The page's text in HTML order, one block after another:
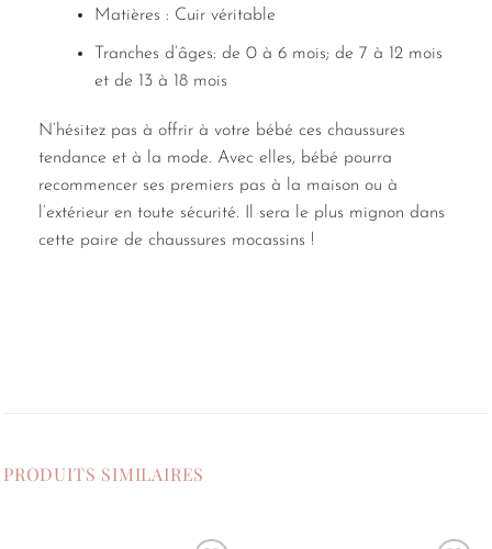
Matières : Cuir véritable
Tranches d’âges: de 0 à 6 mois; de 7 à 12 mois
et de 13 à 18 mois
N’hésitez pas à offrir à votre bébé ces chaussures
tendance et à la mode. Avec elles, bébé pourra
recommencer ses premiers pas à la maison ou à
l’extérieur en toute sécurité. Il sera le plus mignon dans
cette paire de chaussures mocassins !
PRODUITS SIMILAIRES